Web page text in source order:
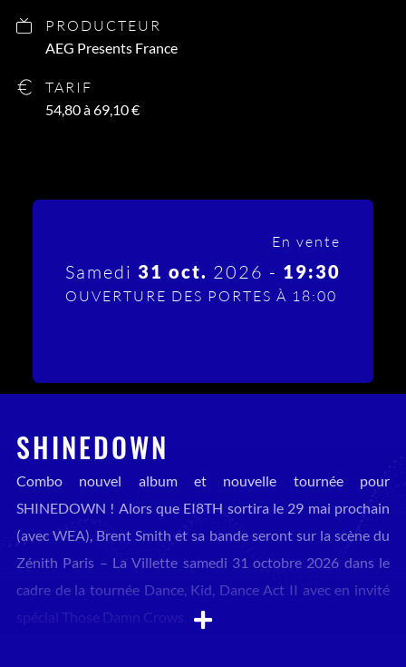
PRODUCTEUR
AEG Presents France
TARIF
54,80 à 69,10 €
En vente
Samedi 31 oct. 2026 - 19:30
OUVERTURE DES PORTES À 18:00
SHINEDOWN
Combo nouvel album et nouvelle tournée pour
SHINEDOWN ! Alors que EI8TH sortira le 29 mai prochain
(avec WEA), Brent Smith et sa bande seront sur la scène du
Zénith Paris – La Villette samedi 31 octobre 2026 dans le
cadre de la tournée Dance, Kid, Dance Act II avec en invité
spécial Those Damn Crows.